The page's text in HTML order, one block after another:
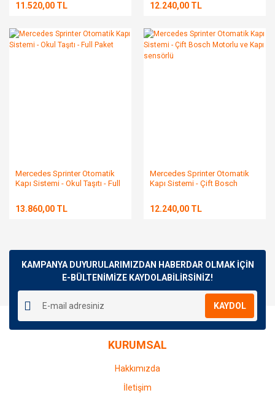
11.520,00 TL 12.240,00 TL
Mercedes Sprinter Otomatik
Kapı Sistemi - Okul Taşıtı - Full
13.860,00 TL
Mercedes Sprinter Otomatik
Kapı Sistemi - Çift Bosch
12.240,00 TL
KAMPANYA DUYURULARIMIZDAN HABERDAR OLMAK İÇİN
E-BÜLTENİMİZE KAYDOLABİLİRSİNİZ!
KAYDOL
KURUMSAL
Hakkımızda
İletişim